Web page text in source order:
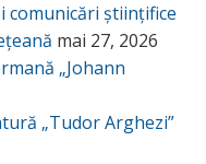
comunicări științifice
mai 27, 2026
„Johann
„Tudor Arghezi”